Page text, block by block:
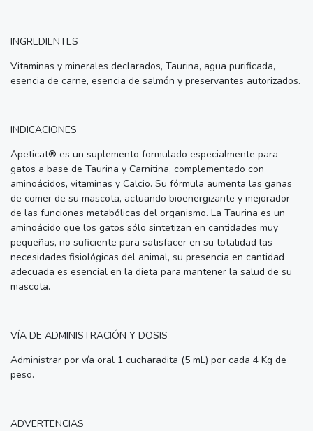
INGREDIENTES
Vitaminas y minerales declarados, Taurina, agua purificada,
esencia de carne, esencia de salmón y preservantes autorizados.
INDICACIONES
Apeticat® es un suplemento formulado especialmente para
gatos a base de Taurina y Carnitina, complementado con
aminoácidos, vitaminas y Calcio. Su fórmula aumenta las ganas
de comer de su mascota, actuando bioenergizante y mejorador
de las funciones metabólicas del organismo. La Taurina es un
aminoácido que los gatos sólo sintetizan en cantidades muy
pequeñas, no suficiente para satisfacer en su totalidad las
necesidades fisiológicas del animal, su presencia en cantidad
adecuada es esencial en la dieta para mantener la salud de su
mascota.
VÍA DE ADMINISTRACIÓN Y DOSIS
Administrar por vía oral 1 cucharadita (5 mL) por cada 4 Kg de
peso.
ADVERTENCIAS